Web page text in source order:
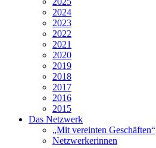
2024
2023
2022
2021
2020
2019
2018
2017
2016
2015
Das Netzwerk
„Mit vereinten Geschäften“
Netzwerkerinnen